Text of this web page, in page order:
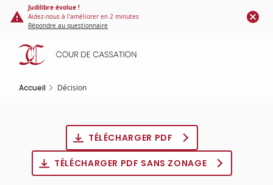
Panneau de gestion des cookies
contenu
principal
Judilibre évolue !
Aidez-nous à l'améliorer en 2 minutes
Répondre au questionnaire
Accueil Décision
TÉLÉCHARGER PDF
TÉLÉCHARGER PDF SANS ZONAGE